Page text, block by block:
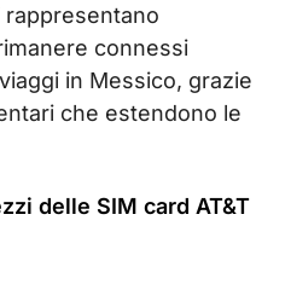
rappresentano
connessi
in Messico, grazie
che estendono le
delle SIM card AT&T